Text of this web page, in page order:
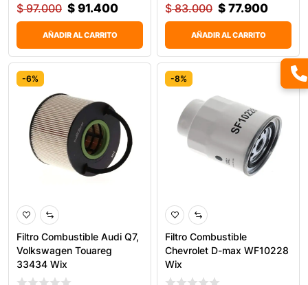
$97.000 $ 91.400
AÑADIR AL CARRITO
$83.000 $ 77.900
AÑADIR AL CARRITO
-6%
Filtro Combustible Audi Q7,
Volkswagen Touareg
33434 Wix
-8%
Filtro Combustible
Chevrolet D-max WF10228
Wix